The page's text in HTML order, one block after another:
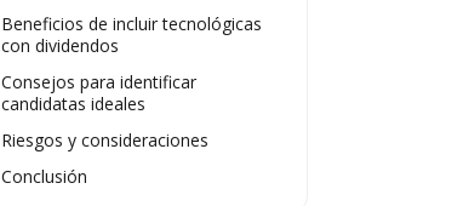
Beneficios de incluir tecnológicas
con dividendos
Consejos para identificar
candidatas ideales
Riesgos y consideraciones
Conclusión